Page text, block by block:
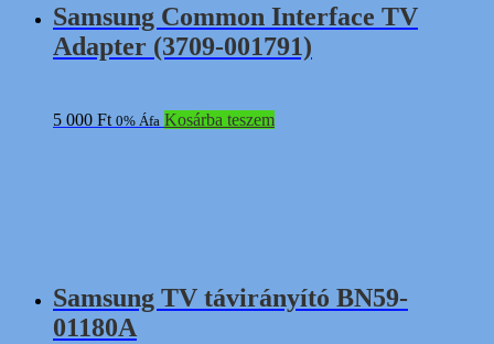
Samsung Common Interface TV
Adapter (3709-001791)
5 000 Ft 0% Áfa Kosárba teszem
Samsung TV távirányító BN59-
01180A